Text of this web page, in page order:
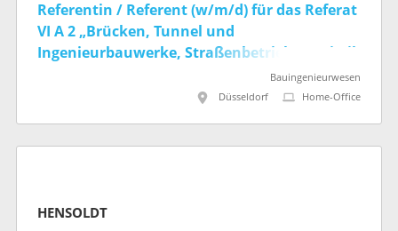
Referentin / Referent (w/m/d) für das Referat
VI A 2 „Brücken, Tunnel und
Ingenieurbauwerke, Straßenbetrieb, Statistik
und IT im Fachbereich“ (befristet)Bauingenieurwesen
Düsseldorf
Home-Office
HENSOLDT